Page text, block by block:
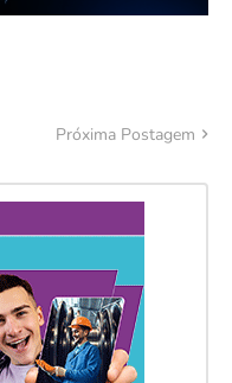
Próxima Postagem